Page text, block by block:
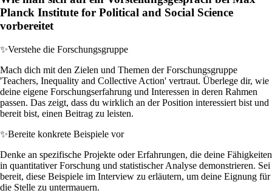
Planck Institute for Political and Social Science
vorbereitet
✨Verstehe die Forschungsgruppe
Mach dich mit den Zielen und Themen der Forschungsgruppe
'Teachers, Inequality and Collective Action' vertraut. Überlege dir, wie
deine eigene Forschungserfahrung und Interessen in deren Rahmen
passen. Das zeigt, dass du wirklich an der Position interessiert bist und
bereit bist, einen Beitrag zu leisten.
✨Bereite konkrete Beispiele vor
Denke an spezifische Projekte oder Erfahrungen, die deine Fähigkeiten
in quantitativer Forschung und statistischer Analyse demonstrieren. Sei
bereit, diese Beispiele im Interview zu erläutern, um deine Eignung für
die Stelle zu untermauern.